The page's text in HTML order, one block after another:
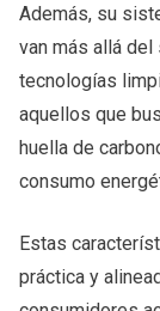
Además, su
van más allá
tecnologías
aquellos que
huella de
consumo
Estas
práctica y